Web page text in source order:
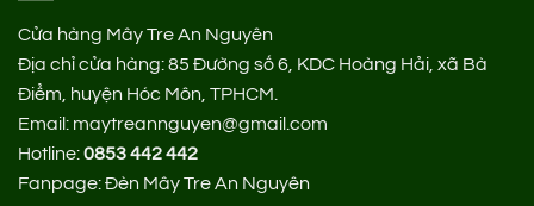
Cửa hàng Mây Tre An Nguyên
Địa chỉ cửa hàng:85 Đường số 6, KDC Hoàng Hải, xã Bà
Điểm, huyện Hóc Môn, TPHCM.
Email: maytreannguyen@gmail.com
Hotline:0853 442 442
Fanpage:Đèn Mây Tre An Nguyên